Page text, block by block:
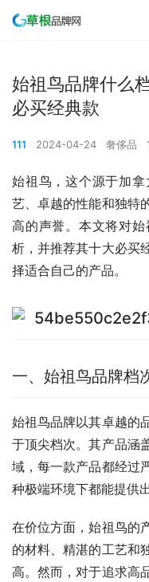
始祖鸟品牌什么
必买经典款
111 2024-04-24 奢侈品
始祖鸟，这个源于加
艺、卓越的性能和独特
高的声誉。本文将对
析，并推荐其十大必买
择适合自己的产品。
一、始祖鸟品牌档
始祖鸟品牌以其卓越的
于顶尖档次。其产品涵
域，每一款产品都经过
种极端环境下都能提供
在价位方面，始祖鸟的
的材料、精湛的工艺和
高。然而，对于追求高